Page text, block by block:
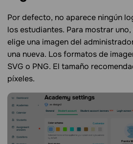
Por defecto, no aparece ningún
los estudiantes. Para mostrar
elige una imagen del
una nueva. Los formatos de
SVG o PNG. El tamaño
píxeles.